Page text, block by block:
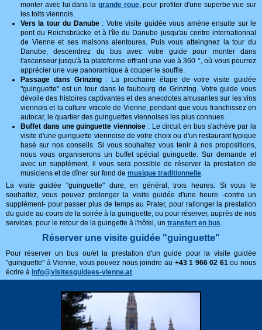
monter avec lui dans la grande roue, pour profiter d'une superbe vue sur
les toits viennois.
Vers la tour du Danube: Votre visite guidée vous amène ensuite sur le
pont du Reichsbrücke et à l'île du Danube jusqu'au centre internationnal
de Vienne et ses maisons alentoures. Puis vous atteingnez la tour du
Danube, descendrez du bus avec votre guide pour monter dans
l'ascenseur jusqu'à la plateforme offrant une vue à 360 °, où vous pourrez
apprécier une vue panoramique à couper le souffle.
Passage dans Grinzing: La prochaine étape de votre visite guidée
"guinguette" est un tour dans le faubourg de Grinzing. Votre guide vous
dévoile des histoires captivantes et des anecdotes amusantes sur les vins
viennois et la culture viticole de Vienne, pendant que vous franchissez en
autocar, le quartier des guinguettes viennoises les plus connues.
Buffet dans une guinguette viennoise : Le circuit en bus s'achève par la
visite d'une guinguette viennoise de votre choix ou d'un restaurant typique
basé sur nos conseils. Si vous souhaitez vous tenir à nos propositions,
nous vous organiserons un buffet spécial guinguette. Sur demande et
avec un supplément, il vous sera possible de réserver la prestation de
musiciens et de dîner sur fond de musique traditionnelle.
La visite guidée "guinguette" dure, en général, trois heures. Si vous le
souhaitez, vous pouvez prolonger la visite guidée d'une heure -contre un
supplément- pour passer plus de temps au Prater, pour rallonger la prestation
du guide au cours de la soirée à la guinguette, ou pour réserver, auprès de nos
services, pour le retour de la guingette à l'hôtel, un transfert en bus.
Réserver une visite guidée "guinguette"
Pour réserver un bus ou/et la prestation d'un guide pour la visite guidée
"guinguette" à Vienne, vous pouvez nous joindre au +43 1 966 02 61ou nous
écrire à info@visitesguidees-vienne.at.